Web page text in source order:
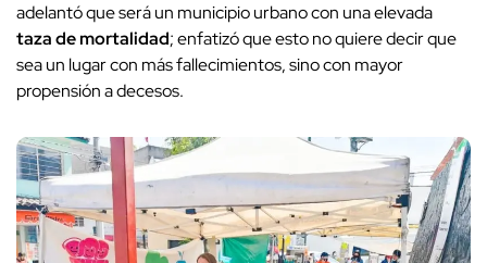
adelantó que será un municipio urbano con una elevada
taza de mortalidad; enfatizó que esto no quiere decir que
sea un lugar con más fallecimientos, sino con mayor
propensión a decesos.